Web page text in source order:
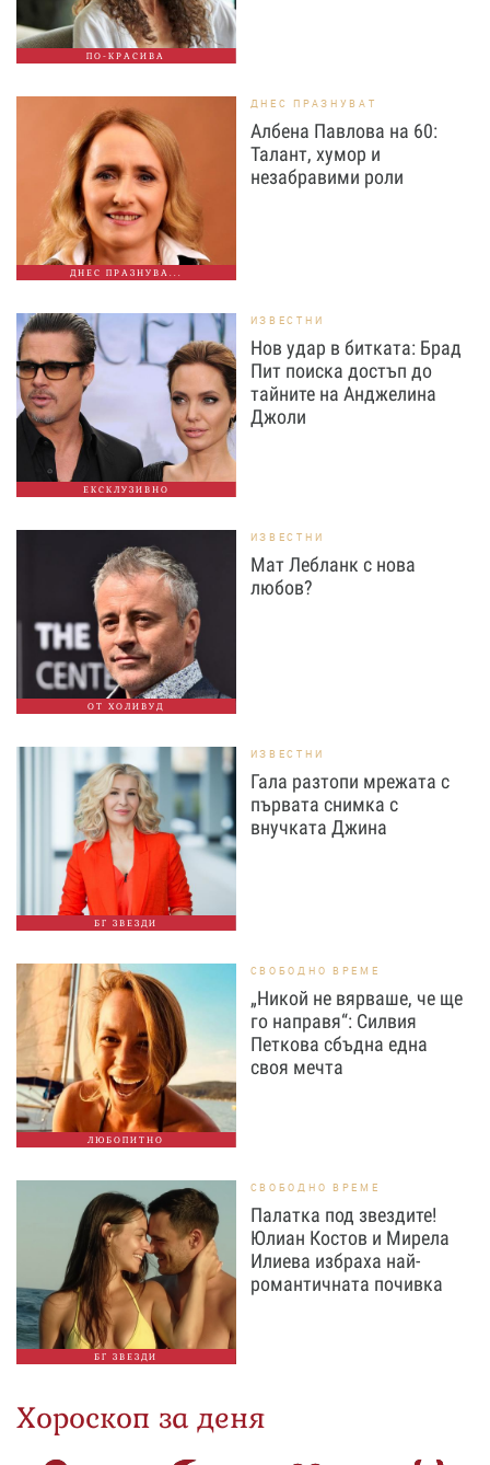
ПО-КРАСИВА
ДНЕС ПРАЗНУВА...
ДНЕС ПРАЗНУВАТ
Албена Павлова на 60:
Талант, хумор и
незабравими роли
ЕКСКЛУЗИВНО
ИЗВЕСТНИ
Нов удар в битката: Брад
Пит поиска достъп до
тайните на Анджелина
Джоли
ОТ ХОЛИВУД
ИЗВЕСТНИ
Мат Лебланк с нова
любов?
БГ ЗВЕЗДИ
ИЗВЕСТНИ
Гала разтопи мрежата с
първата снимка с
внучката Джина
ЛЮБОПИТНО
СВОБОДНО ВРЕМЕ
„Никой не вярваше, че ще
го направя“: Силвия
Петкова сбъдна една
своя мечта
БГ ЗВЕЗДИ
СВОБОДНО ВРЕМЕ
Палатка под звездите!
Юлиан Костов и Мирела
Илиева избраха най-
романтичната почивка
Хороскоп за деня